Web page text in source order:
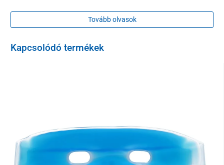
Tovább olvasok
Kapcsolódó termékek